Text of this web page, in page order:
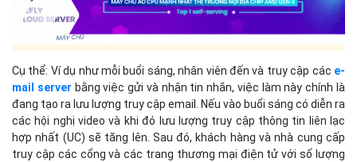
Cụ thể: Ví dụ như mỗi buổi sáng, nhân viên đến và truy cập các e-
mail server bằng việc gửi và nhận tin nhắn, việc làm này chính là
đang tạo ra lưu lượng truy cập email. Nếu vào buổi sáng có diễn ra
các hội nghị video và khi đó lưu lượng truy cập thông tin liên lạc
hợp nhất (UC) sẽ tăng lên. Sau đó, khách hàng và nhà cung cấp
truy cập các cổng và các trang thương mại điện tử với số lượng